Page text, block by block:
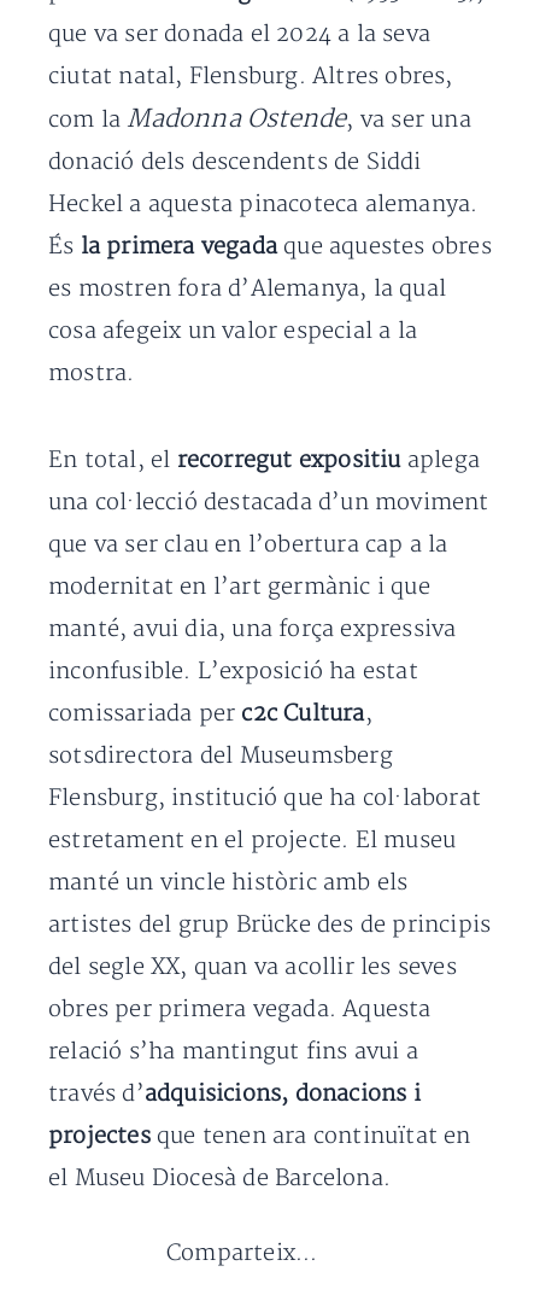
que va ser donada el 2024 a la seva
ciutat natal, Flensburg. Altres obres,
com laMadonna Ostende, va ser una
donació dels descendents de Siddi
Heckel a aquesta pinacoteca alemanya.
És la primera vegadaque aquestes obres
es mostren fora d’Alemanya, la qual
cosa afegeix un valor especial a la
mostra.
En total, el recorregut expositiuaplega
una col·lecció destacada d’un moviment
que va ser clau en l’obertura cap a la
modernitat en l’art germànic i que
manté, avui dia, una força expressiva
inconfusible. L’exposició ha estat
comissariada per c2c Cultura,
sotsdirectora del Museumsberg
Flensburg, institució que ha col·laborat
estretament en el projecte. El museu
manté un vincle històric amb els
artistes del grup Brücke des de principis
del segle XX, quan va acollir les seves
obres per primera vegada. Aquesta
relació s’ha mantingut fins avui a
través d’adquisicions, donacions i
projectesque tenen ara continuïtat en
el Museu Diocesà de Barcelona.
Comparteix...